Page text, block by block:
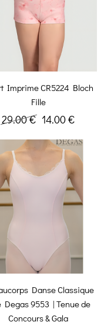
Imprime CR5224 Bloch
Fille
29.00 € 14.00 €
Danse Classique
Degas 9553 | Tenue de
Concours & Gala